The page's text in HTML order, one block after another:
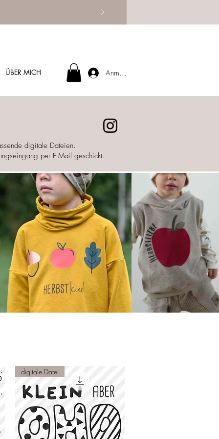
ÜBER MICH Anmelden
digitale Dateien.
per E-Mail geschickt.
digitale Datei